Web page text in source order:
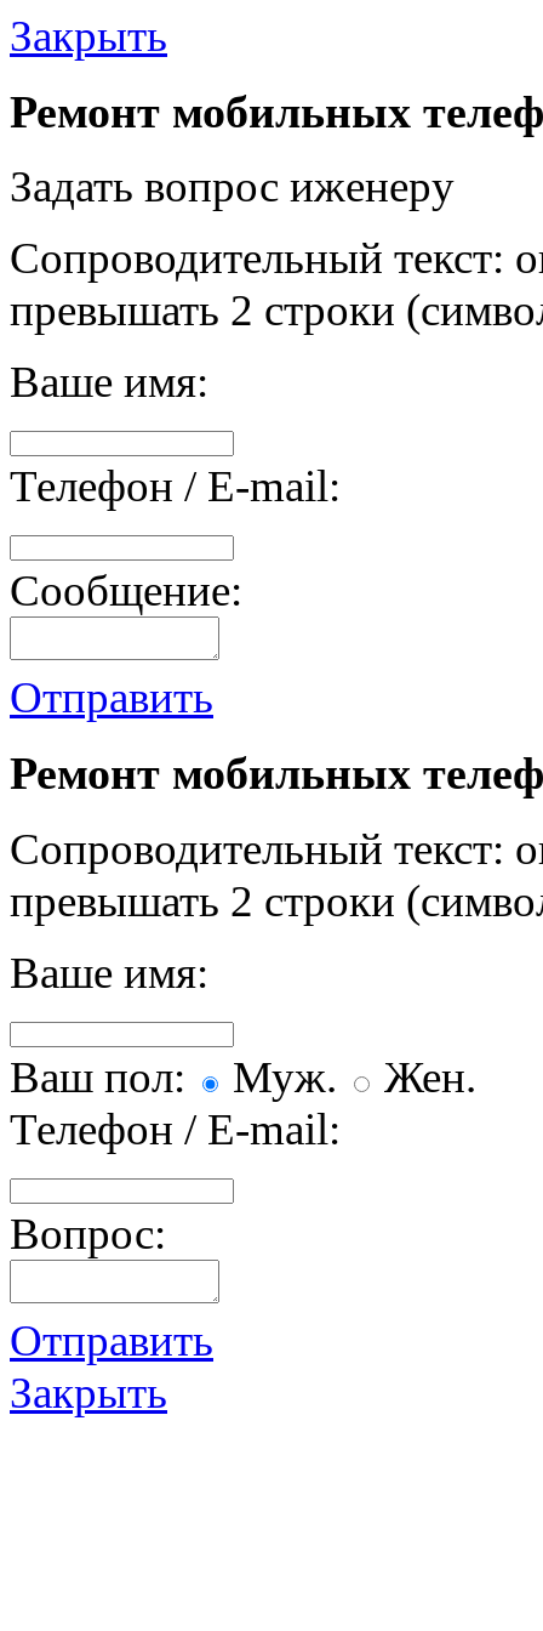
Закрыть
Ремонт мобильных
Задать вопрос иженеру
Сопроводительный текст:
превышать 2 строки
Ваше имя:
Телефон / E-mail:
Сообщение:
Отправить
Ремонт мобильных
Сопроводительный текст:
превышать 2 строки
Ваше имя:
Ваш пол: Муж.
Жен.
Телефон / E-mail:
Вопрос:
Отправить
Закрыть